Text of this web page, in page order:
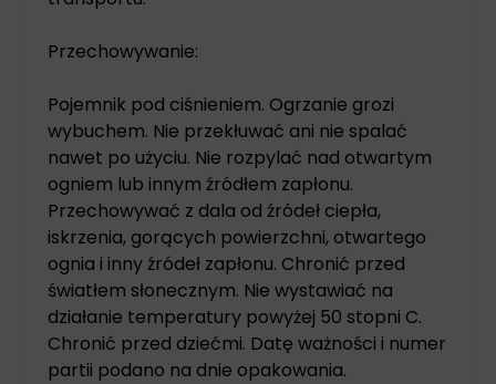
Przechowywanie:
Pojemnik pod ciśnieniem. Ogrzanie grozi
wybuchem. Nie przekłuwać ani nie spalać
nawet po użyciu. Nie rozpylać nad otwartym
ogniem lub innym źródłem zapłonu.
Przechowywać z dala od źródeł ciepła,
iskrzenia, gorących powierzchni, otwartego
ognia i inny źródeł zapłonu. Chronić przed
światłem słonecznym. Nie wystawiać na
działanie temperatury powyżej 50 stopni C.
Chronić przed dziećmi. Datę ważności i numer
partii podano na dnie opakowania.